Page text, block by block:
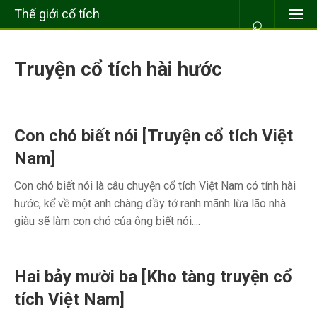
Thế giới cổ tích ⌕
Truyện cổ tích hài hước
Con chó biết nói [Truyện cổ tích Việt
Nam]
Con chó biết nói là câu chuyện cổ tích Việt Nam có tính hài
hước, kể về một anh chàng đầy tớ ranh mãnh lừa lão nhà
giàu sẽ làm con chó của ông biết nói....
Hai bảy mười ba [Kho tàng truyện cổ
tích Việt Nam]